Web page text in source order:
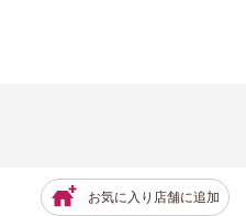
お気に入り店舗に追加